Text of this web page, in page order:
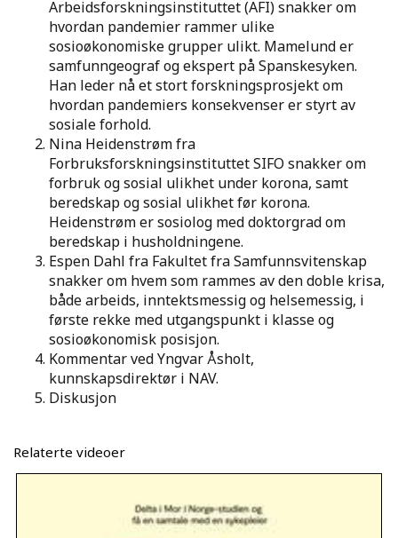
Arbeidsforskningsinstituttet (AFI) snakker om
hvordan pandemier rammer ulike
sosioøkonomiske grupper ulikt. Mamelund er
samfunngeograf og ekspert på Spanskesyken.
Han leder nå et stort forskningsprosjekt om
hvordan pandemiers konsekvenser er styrt av
sosiale forhold.
Nina Heidenstrøm fra
Forbruksforskningsinstituttet SIFO snakker om
forbruk og sosial ulikhet under korona, samt
beredskap og sosial ulikhet før korona.
Heidenstrøm er sosiolog med doktorgrad om
beredskap i husholdningene.
Espen Dahl fra Fakultet fra Samfunnsvitenskap
snakker om hvem som rammes av den doble krisa,
både arbeids, inntektsmessig og helsemessig, i
første rekke med utgangspunkt i klasse og
sosioøkonomisk posisjon.
Kommentar ved Yngvar Åsholt,
kunnskapsdirektør i NAV.
Diskusjon
Relaterte videoer